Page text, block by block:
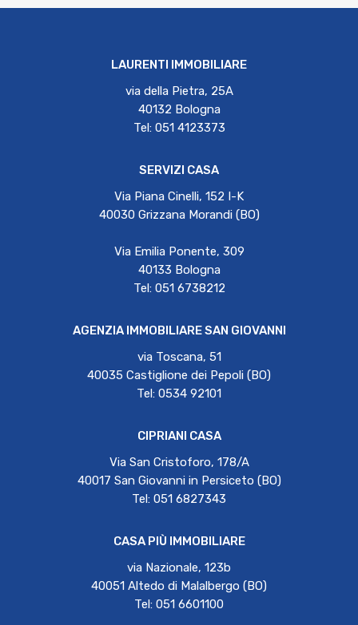
LAURENTI IMMOBILIARE
via della Pietra, 25A
40132 Bologna
Tel: 051 4123373
SERVIZI CASA
Via Piana Cinelli, 152 I-K
40030 Grizzana Morandi (BO)
Via Emilia Ponente, 309
40133 Bologna
Tel: 051 6738212
AGENZIA IMMOBILIARE SAN GIOVANNI
via Toscana, 51
40035 Castiglione dei Pepoli (BO)
Tel: 0534 92101
CIPRIANI CASA
Via San Cristoforo, 178/A
40017 San Giovanni in Persiceto (BO)
Tel: 051 6827343
CASA PIÙ IMMOBILIARE
via Nazionale, 123b
40051 Altedo di Malalbergo (BO)
Tel: 051 6601100